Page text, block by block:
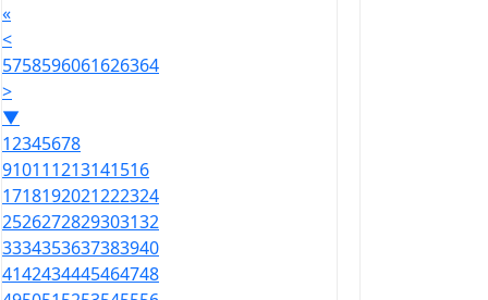
«
<
5758596061626364
>
▼
12345678
910111213141516
1718192021222324
2526272829303132
3334353637383940
4142434445464748